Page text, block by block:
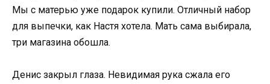
Мы с матерью уже подарок купили. Отличный набор
для выпечки, как Настя хотела. Мать сама выбирала,
три магазина обошла.
Денис закрыл глаза. Невидимая рука сжала его